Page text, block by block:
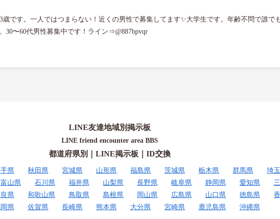
です。一人ではつまらない！近くの男性で募集してます✨大学生です。年齢不問で誰で
LINE友達地域別掲示板
LINE friend encounter area BBS
都道府県別｜LINE掲示板｜ID交換
県 秋田県 宮城県 山形県 福島県 茨城県 栃木県 群馬県 埼
富山県 石川県 福井県 山梨県 長野県 岐阜県 静岡県 愛知県
県 和歌山県 鳥取県 島根県 岡山県 広島県 山口県 徳島県
県 佐賀県 長崎県 熊本県 大分県 宮崎県 鹿児島県 沖縄県